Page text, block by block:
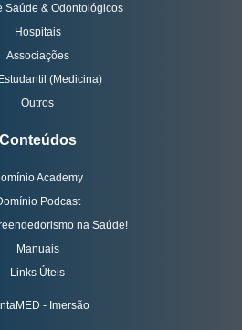
Saúde & Odontológicos
Hospitais
Associações
(Medicina)
Outros
Conteúdos
Academy
Podcast
na Saúde!
Manuais
Links Úteis
- Imersão